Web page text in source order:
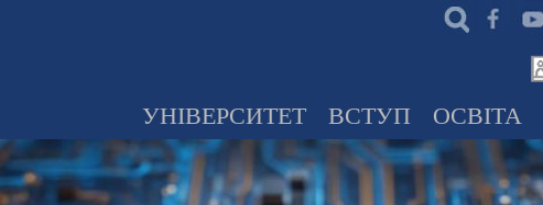
УНІВЕРСИТЕТ ВСТУП ОСВІТА